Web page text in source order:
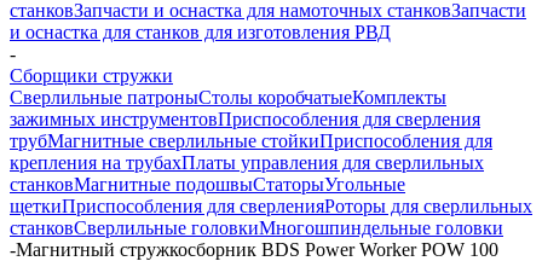
станковЗапчасти и оснастка для намоточных станковЗапчасти
и оснастка для станков для изготовления РВД
-
Сборщики стружки
Сверлильные патроныСтолы коробчатыеКомплекты
зажимных инструментовПриспособления для сверления
трубМагнитные сверлильные стойкиПриспособления для
крепления на трубахПлаты управления для сверлильных
станковМагнитные подошвыСтаторыУгольные
щеткиПриспособления для сверленияРоторы для сверлильных
станковСверлильные головкиМногошпиндельные головки
-Магнитный стружкосборник BDS Power Worker POW 100